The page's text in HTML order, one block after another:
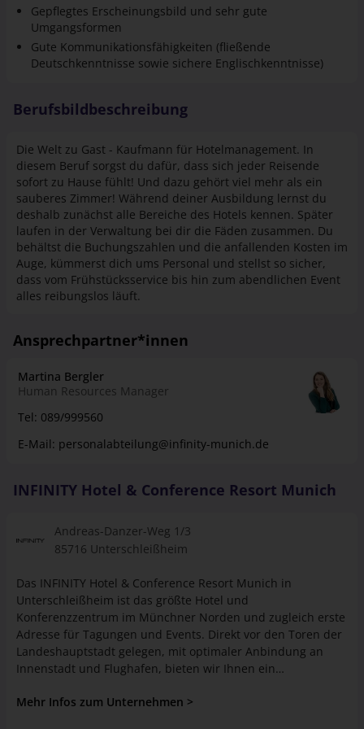
Gepflegtes Erscheinungsbild und sehr gute
Umgangsformen
Gute Kommunikationsfähigkeiten (fließende
Deutschkenntnisse sowie sichere Englischkenntnisse)
Berufsbildbeschreibung
Die Welt zu Gast - Kaufmann für Hotelmanagement. In
diesem Beruf sorgst du dafür, dass sich jeder Reisende
sofort zu Hause fühlt! Und dazu gehört viel mehr als ein
sauberes Zimmer! Während deiner Ausbildung lernst du
deshalb zunächst alle Bereiche des Hotels kennen. Später
laufen in der Verwaltung bei dir die Fäden zusammen. Du
behältst die Buchungszahlen und die anfallenden Kosten im
Auge, kümmerst dich ums Personal und stellst so sicher,
dass vom Frühstücksservice bis hin zum abendlichen Event
alles reibungslos läuft.
Ansprechpartner*innen
Martina Bergler
Human Resources Manager
Tel: 089/999560
E-Mail: personalabteilung@infinity-munich.de
INFINITY Hotel & Conference Resort Munich
Andreas-Danzer-Weg 1/3
85716 Unterschleißheim
Das INFINITY Hotel & Conference Resort Munich in
Unterschleißheim ist das größte Hotel und
Konferenzzentrum im Münchner Norden und zugleich erste
Adresse für Tagungen und Events. Direkt vor den Toren der
Landeshauptstadt gelegen, mit optimaler Anbindung an
Innenstadt und Flughafen, bieten wir Ihnen ein
oder eine erholsame Auszeit zu zweit. Wer sich für eine
Mehr Infos zum Unternehmen >